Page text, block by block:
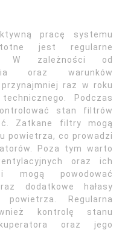
pracę systemu
jest regularne
W zależności od
oraz warunków
raz w roku
Podczas
stan filtrów
Zatkane filtry mogą
powietrza, co prowadzi
Poza tym warto
oraz ich
mogą powodować
dodatkowe hałasy
Regularna
kontrolę stanu
oraz jego